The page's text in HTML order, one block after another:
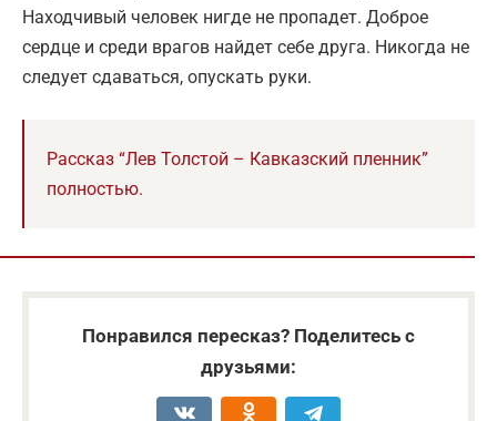
Находчивый человек нигде не пропадет. Доброе
сердце и среди врагов найдет себе друга. Никогда не
следует сдаваться, опускать руки.
Рассказ “Лев Толстой – Кавказский пленник”
полностью.
Понравился пересказ? Поделитесь с
друзьями: